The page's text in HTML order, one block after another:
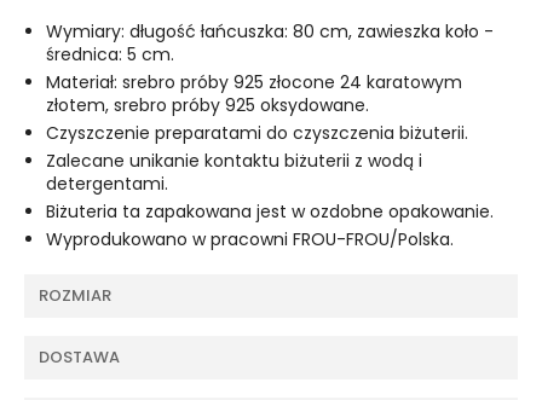
Wymiary: długość łańcuszka: 80 cm, zawieszka koło -
średnica: 5 cm.
Materiał: srebro próby 925 złocone 24 karatowym
złotem, srebro próby 925 oksydowane.
Czyszczenie preparatami do czyszczenia biżuterii.
Zalecane unikanie kontaktu biżuterii z wodą i
detergentami.
Biżuteria ta zapakowana jest w ozdobne opakowanie.
Wyprodukowano w pracowni FROU-FROU/Polska.
ROZMIAR
DOSTAWA